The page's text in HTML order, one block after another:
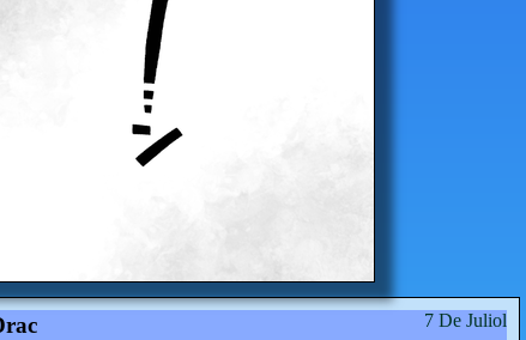
7 De Juliol